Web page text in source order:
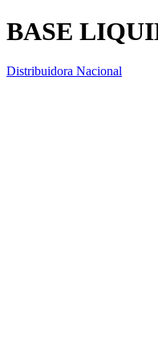
BASE
Distribuidora Nacional